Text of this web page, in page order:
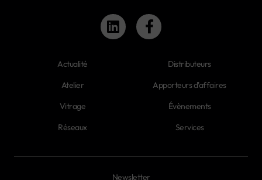
Actualité
Atelier
Vitrage
Réseaux
Distributeurs
Apporteurs d'affaires
Évènements
Services
Newsletter